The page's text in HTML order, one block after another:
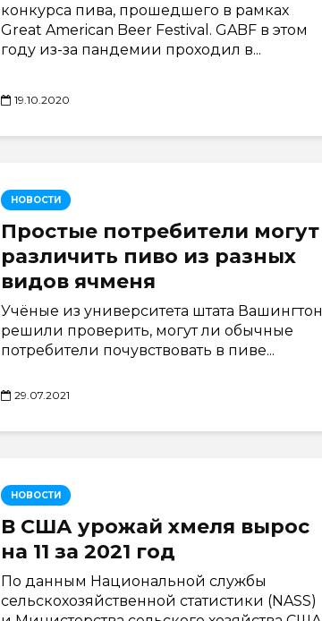
конкурса пива, прошедшего в рамках
Great American Beer Festival. GABF в этом
году из-за пандемии проходил в...
19.10.2020
НОВОСТИ
Простые потребители могут
различить пиво из разных
видов ячменя
Учёные из университета штата Вашингтон
решили проверить, могут ли обычные
потребители почувствовать в пиве...
29.07.2021
НОВОСТИ
В США урожай хмеля вырос
на 11 за 2021 год
По данным Национальной службы
сельскохозяйственной статистики (NASS)